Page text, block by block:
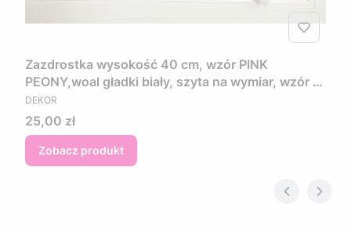
Zazdrostka wysokość 40 cm, wzór PINK
PEONY,woal gładki biały, szyta na wymiar, wzór w
kwiaty w kolorze różowo fioletowym
PRODUCENT
DEKOR
Cena
25,00 zł
Zobacz produkt